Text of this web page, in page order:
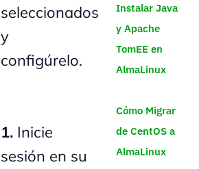
seleccionados
y
configúrelo.
1. Inicie
sesión en su
Instalar Java
y Apache
TomEE en
AlmaLinux
Cómo Migrar
de CentOS a
AlmaLinux